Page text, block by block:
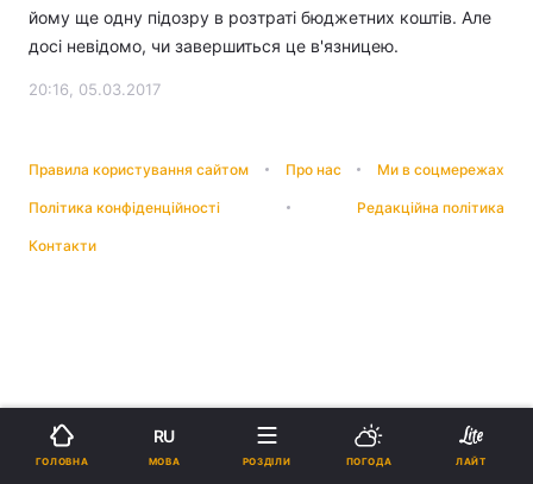
йому ще одну підозру в розтраті бюджетних коштів. Але
досі невідомо, чи завершиться це в'язницею.
20:16, 05.03.2017
Правила користування сайтом Про нас Ми в соцмережах
Політика конфіденційності Редакційна політика
Контакти
ГОЛОВНА
RU
МОВА РОЗДІЛИ ПОГОДА ЛАЙТ